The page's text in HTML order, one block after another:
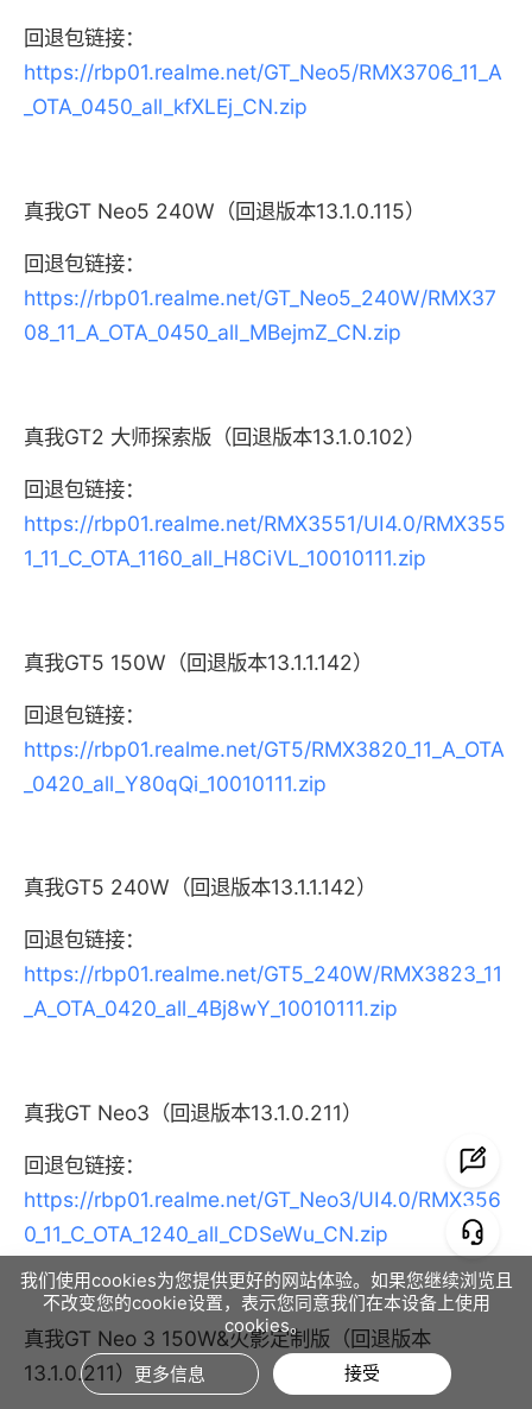
回退包链接：
https://rbp01.realme.net/GT_Neo5/RMX3706_11_A
_OTA_0450_all_kfXLEj_CN.zip
真我GT Neo5 240W（回退版本13.1.0.115）
回退包链接：
https://rbp01.realme.net/GT_Neo5_240W/RMX37
08_11_A_OTA_0450_all_MBejmZ_CN.zip
真我GT2 大师探索版（回退版本13.1.0.102）
回退包链接：
https://rbp01.realme.net/RMX3551/UI4.0/RMX355
1_11_C_OTA_1160_all_H8CiVL_10010111.zip
真我GT5 150W（回退版本13.1.1.142）
回退包链接：
https://rbp01.realme.net/GT5/RMX3820_11_A_OTA
_0420_all_Y80qQi_10010111.zip
真我GT5 240W（回退版本13.1.1.142）
回退包链接：
https://rbp01.realme.net/GT5_240W/RMX3823_11
_A_OTA_0420_all_4Bj8wY_10010111.zip
真我GT Neo3（回退版本13.1.0.211）
回退包链接：
https://rbp01.realme.net/GT_Neo3/UI4.0/RMX356
0_11_C_OTA_1240_all_CDSeWu_CN.zip
真我GT Neo 3 150W&火影定制版（回退版本
13.1.0.211）
我们使用cookies为您提供更好的网站体验。如果您继续浏览且
不改变您的cookie设置，表示您同意我们在本设备上使用
cookies。
更多信息 接受